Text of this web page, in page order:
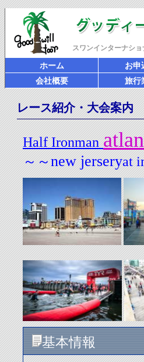
スワンインターナシ
ホーム お申
会社概要
旅行
レース紹介・大会案内
Half Ironman
～～new jerseryat
基本情報